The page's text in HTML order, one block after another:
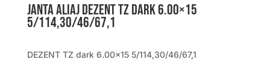
Janta aliaj DEZENT TZ dark 6.00×15
5/114,30/46/67,1
DEZENT TZ dark 6.00×15 5/114,30/46/67,1